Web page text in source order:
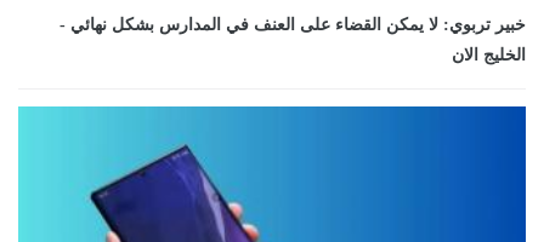
خبير تربوي: لا يمكن القضاء على العنف في المدارس بشكل نهائي -
الخليج الان